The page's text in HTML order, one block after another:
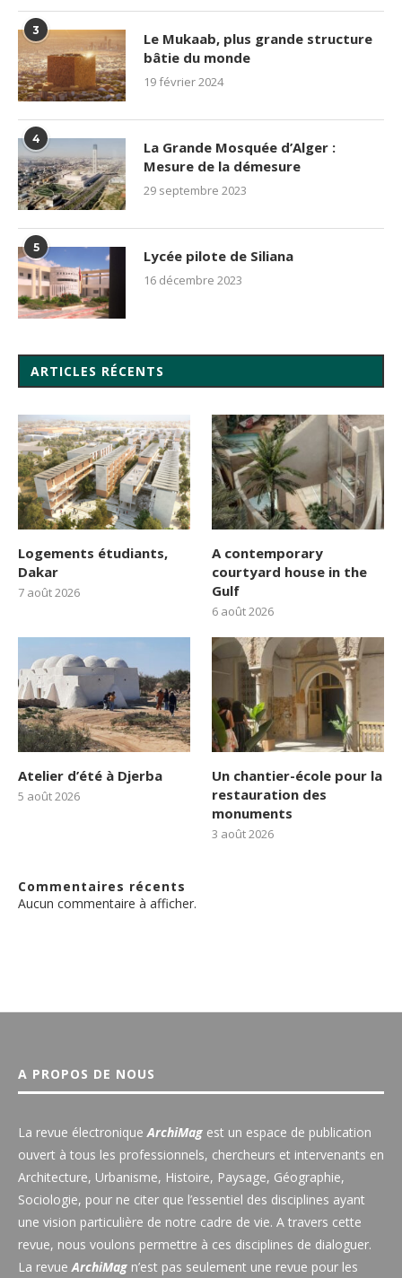
3
Le Mukaab, plus grande structure
bâtie du monde
19 février 2024
4
La Grande Mosquée d’Alger :
Mesure de la démesure
29 septembre 2023
5 Lycée pilote de Siliana
16 décembre 2023
ARTICLES RÉCENTS
Logements étudiants,
Dakar
7 août 2026
A contemporary
courtyard house in the
Gulf
6 août 2026
Atelier d’été à Djerba
5 août 2026
Un chantier-école pour la
restauration des
monuments
3 août 2026
Commentaires récents
Aucun commentaire à afficher.
A PROPOS DE NOUS
La revue électronique ArchiMag est un espace de publication
ouvert à tous les professionnels, chercheurs et intervenants en
Architecture, Urbanisme, Histoire, Paysage, Géographie,
Sociologie, pour ne citer que l’essentiel des disciplines ayant
une vision particulière de notre cadre de vie. A travers cette
revue, nous voulons permettre à ces disciplines de dialoguer.
La revue ArchiMag n’est pas seulement une revue pour les